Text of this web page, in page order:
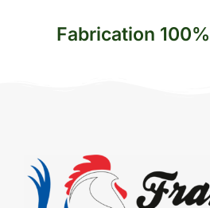
Fabrication